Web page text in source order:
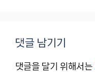
댓글 남기기
댓글을 달기 위해서는